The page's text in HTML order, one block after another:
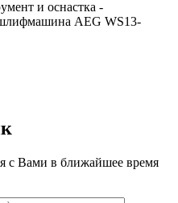
и оснастка -
AEG WS13-
с Вами в ближайшее время